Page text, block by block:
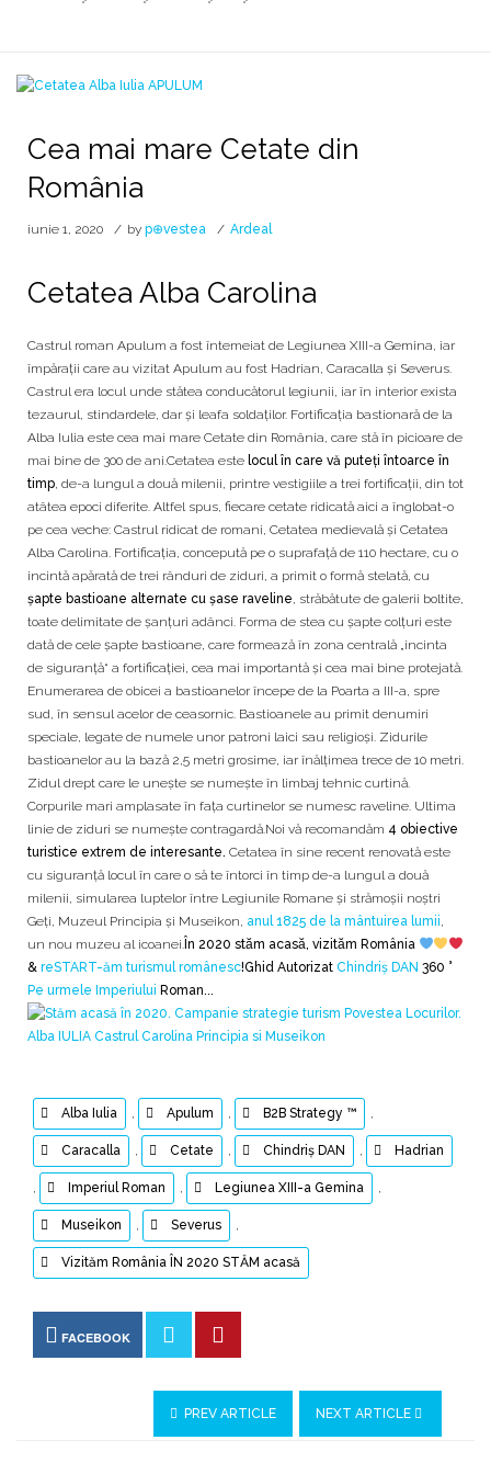
Cea mai mare Cetate din
România
iunie 1, 2020 by p⊕vestea Ardeal
Cetatea Alba Carolina
Castrul roman Apulum a fost întemeiat de Legiunea XIII-a Gemina, iar
împărații care au vizitat Apulum au fost Hadrian, Caracalla și Severus.
Castrul era locul unde stătea conducătorul legiunii, iar în interior exista
tezaurul, stindardele, dar și leafa soldaților. Fortificația bastionară de la
Alba Iulia este cea mai mare Cetate din România, care stă în picioare de
mai bine de 300 de ani.Cetatea este locul în care vă puteți întoarce în
timp, de-a lungul a două milenii, printre vestigiile a trei fortificații, din tot
atâtea epoci diferite. Altfel spus, fiecare cetate ridicată aici a înglobat-o
pe cea veche: Castrul ridicat de romani, Cetatea medievală și Cetatea
Alba Carolina. Fortificaţia, concepută pe o suprafaţă de 110 hectare, cu o
incintă apărată de trei rânduri de ziduri, a primit o formă stelată, cu
şapte bastioane alternate cu șase raveline, străbătute de galerii boltite,
toate delimitate de şanţuri adânci. Forma de stea cu șapte colțuri este
dată de cele șapte bastioane, care formează în zona centrală „incinta
de siguranță“ a fortificației, cea mai importantă și cea mai bine protejată.
Enumerarea de obicei a bastioanelor începe de la Poarta a III-a, spre
sud, în sensul acelor de ceasornic. Bastioanele au primit denumiri
speciale, legate de numele unor patroni laici sau religioși. Zidurile
bastioanelor au la bază 2,5 metri grosime, iar înălțimea trece de 10 metri.
Zidul drept care le unește se numește în limbaj tehnic curtină.
Corpurile mari amplasate în fața curtinelor se numesc raveline. Ultima
linie de ziduri se numește contragardă.Noi vă recomandăm 4 obiective
turistice extrem de interesante. Cetatea în sine recent renovată este
cu siguranță locul în care o să te întorci în timp de-a lungul a două
milenii, simularea luptelor între Legiunile Romane și strămoșii noștri
Geți, Muzeul Principia și Museikon, anul 1825 de la mântuirea lumii,
un nou muzeu al icoanei. În 2020 stăm acasă, vizităm România
& reSTART-ăm turismul românesc!Ghid Autorizat Chindriș DAN 360 °
Pe urmele Imperiului Roman...
Alba Iulia , Apulum , B2B Strategy ™ ,
Caracalla , Cetate , Chindriș DAN , Hadrian
, Imperiul Roman , Legiunea XIII-a Gemina ,
Museikon , Severus ,
Vizităm România ÎN 2020 STĂM acasă
FACEBOOK
PREV ARTICLE NEXT ARTICLE